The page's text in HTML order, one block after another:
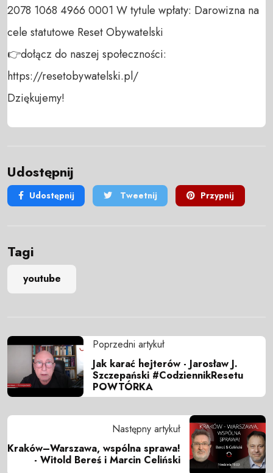
2078 1068 4966 0001 W tytule wpłaty: Darowizna na
cele statutowe Reset Obywatelski
👉dołącz do naszej społeczności:
https://resetobywatelski.pl/
Dziękujemy!
Udostępnij
Udostępnij Tweetnij Przypnij
Tagi
youtube
Poprzedni artykuł
Jak karać hejterów - Jarosław J.
Szczepański #CodziennikResetu
POWTÓRKA
Następny artykuł
Kraków–Warszawa, wspólna sprawa!
- Witold Bereś i Marcin Celiński